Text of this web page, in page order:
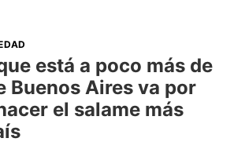
está a poco más de
Buenos Aires va por
el salame más